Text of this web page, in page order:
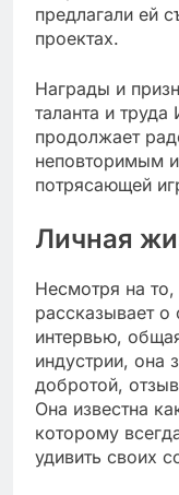
предлагали ей
проектах.
Награды и
таланта и
продолжает
неповторимым
потрясающей
Личная
Несмотря на
рассказывает
интервью,
индустрии, она
добротой,
Она известна
которому
удивить своих